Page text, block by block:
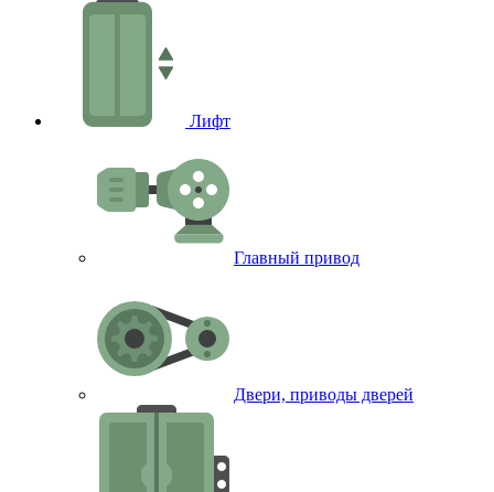
Лифт
Главный привод
Двери, приводы дверей